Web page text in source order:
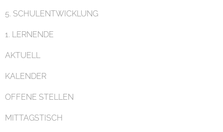
Unterricht
5. SCHULENTWICKLUNG
1. LERNENDE
AKTUELL
KALENDER
OFFENE STELLEN
MITTAGSTISCH